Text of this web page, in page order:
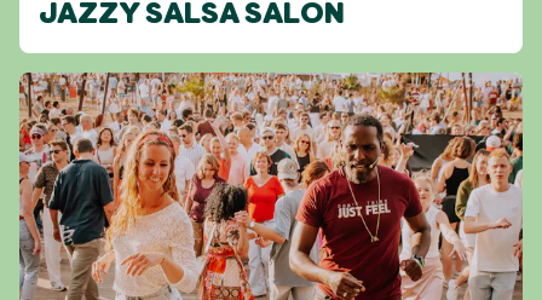
JAZZY SALSA SALON